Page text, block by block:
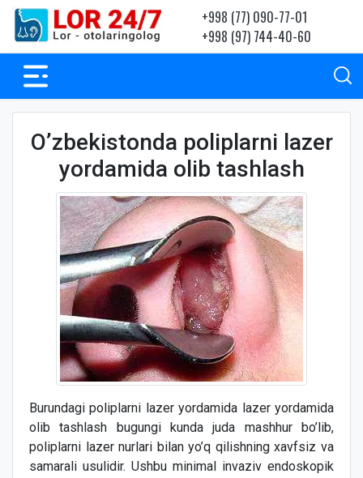
+998 (77) 090-77-01
+998 (97) 744-40-60
O’zbekistonda poliplarni lazer
yordamida olib tashlash
Burundagi poliplarni lazer yordamida lazer yordamida
olib tashlash bugungi kunda juda mashhur bo’lib,
poliplarni lazer nurlari bilan yo’q qilishning xavfsiz va
samarali usulidir. Ushbu minimal invaziv endoskopik